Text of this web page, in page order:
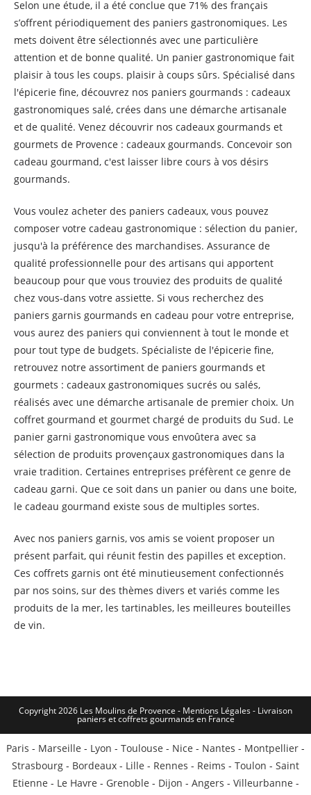
Selon une étude, il a été conclue que 71% des français
s’offrent périodiquement des paniers gastronomiques. Les
mets doivent être sélectionnés avec une particulière
attention et de bonne qualité. Un panier gastronomique fait
plaisir à tous les coups. plaisir à coups sûrs. Spécialisé dans
l'épicerie fine, découvrez nos paniers gourmands : cadeaux
gastronomiques salé, crées dans une démarche artisanale
et de qualité. Venez découvrir nos cadeaux gourmands et
gourmets de Provence : cadeaux gourmands. Concevoir son
cadeau gourmand, c'est laisser libre cours à vos désirs
gourmands.
Vous voulez acheter des paniers cadeaux, vous pouvez
composer votre cadeau gastronomique : sélection du panier,
jusqu'à la préférence des marchandises. Assurance de
qualité professionnelle pour des artisans qui apportent
beaucoup pour que vous trouviez des produits de qualité
chez vous-dans votre assiette. Si vous recherchez des
paniers garnis gourmands en cadeau pour votre entreprise,
vous aurez des paniers qui conviennent à tout le monde et
pour tout type de budgets. Spécialiste de l'épicerie fine,
retrouvez notre assortiment de paniers gourmands et
gourmets : cadeaux gastronomiques sucrés ou salés,
réalisés avec une démarche artisanale de premier choix. Un
coffret gourmand et gourmet chargé de produits du Sud. Le
panier garni gastronomique vous envoûtera avec sa
sélection de produits provençaux gastronomiques dans la
vraie tradition. Certaines entreprises préfèrent ce genre de
cadeau garni. Que ce soit dans un panier ou dans une boite,
le cadeau gourmand existe sous de multiples sortes.
Avec nos paniers garnis, vos amis se voient proposer un
présent parfait, qui réunit festin des papilles et exception.
Ces coffrets garnis ont été minutieusement confectionnés
par nos soins, sur des thèmes divers et variés comme les
produits de la mer, les tartinables, les meilleures bouteilles
de vin.
Copyright 2026 Les Moulins de Provence - Mentions Légales - Livraison
paniers et coffrets gourmands en France
Paris - Marseille - Lyon - Toulouse - Nice - Nantes - Montpellier -
Strasbourg - Bordeaux - Lille - Rennes - Reims - Toulon - Saint
Etienne - Le Havre - Grenoble - Dijon - Angers - Villeurbanne -